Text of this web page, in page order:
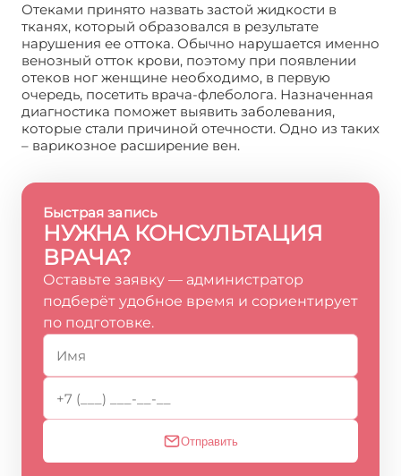
Отеками принято назвать застой жидкости в
тканях, который образовался в результате
нарушения ее оттока. Обычно нарушается именно
венозный отток крови, поэтому при появлении
отеков ног женщине необходимо, в первую
очередь, посетить врача-флеболога. Назначенная
диагностика поможет выявить заболевания,
которые стали причиной отечности. Одно из таких
– варикозное расширение вен.
Быстрая запись
НУЖНА КОНСУЛЬТАЦИЯ
ВРАЧА?
Оставьте заявку — администратор
подберёт удобное время и сориентирует
по подготовке.
Отправить